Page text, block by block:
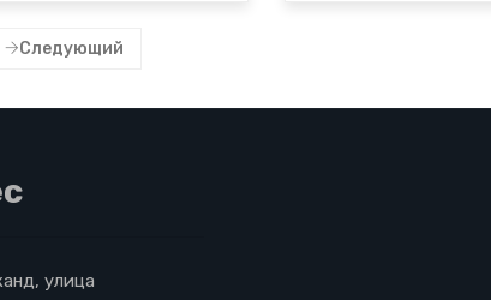
Следующий
улица